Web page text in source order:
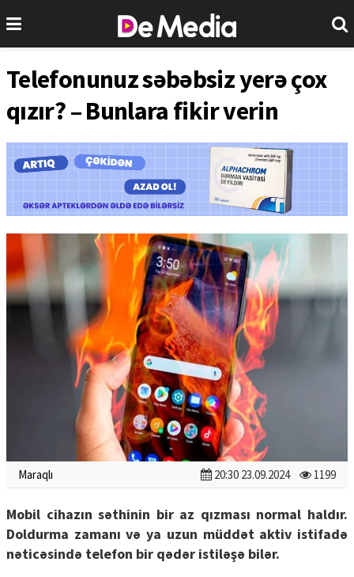
Telefonunuz səbəbsiz yerə çox
qızır? – Bunlara fikir verin
Maraqlı 20:30 23.09.2024 1199
Mobil cihazın səthinin bir az qızması normal haldır.
Doldurma zamanı və ya uzun müddət aktiv istifadə
nəticəsində telefon bir qədər istiləşə bilər.